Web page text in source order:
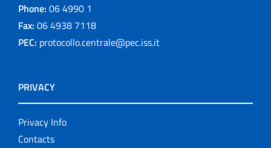
Rapporti ISS COVID-19
Rapporti ISS COVID-19 in English
Rapporti ISS Sorveglianza
Phone: 06 4990 1
Fax: 06 4938 7118
PEC: protocollo.centrale@pec.iss.it
PRIVACY
Privacy Info
Contacts